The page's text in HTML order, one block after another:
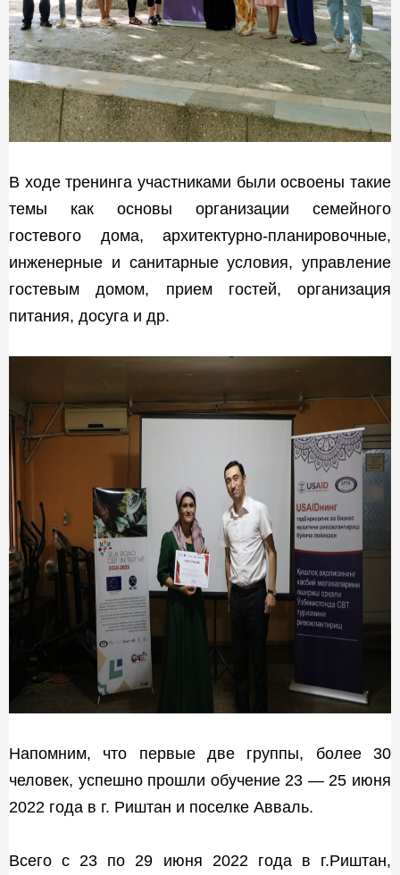
В ходе тренинга участниками были освоены такие
темы как основы организации семейного
гостевого дома, архитектурно-планировочные,
инженерные и санитарные условия, управление
гостевым домом, прием гостей, организация
питания, досуга и др.
Напомним, что первые две группы, более 30
человек, успешно прошли обучение 23 — 25 июня
2022 года в г. Риштан и поселке Авваль.
Всего с 23 по 29 июня 2022 года в г.Риштан,